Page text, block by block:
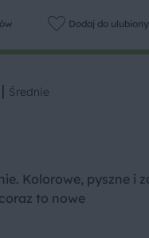
Dodaj do
Średnie
Kolorowe, pyszne i
to nowe